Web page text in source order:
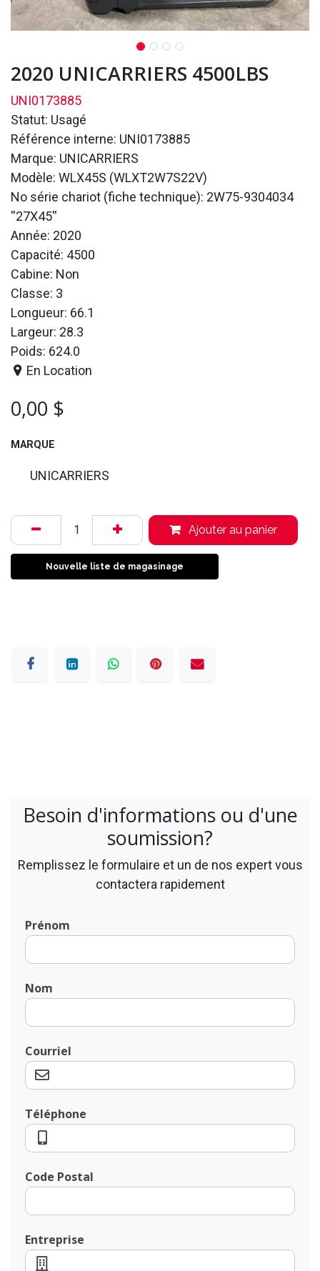
2020 UNICARRIERS 4500LBS
UNI0173885
Statut: Usagé
Référence interne: UNI0173885
Marque: UNICARRIERS
Modèle: WLX45S (WLXT2W7S22V)
No série chariot (fiche technique): 2W75-9304034
''27X45''
Année: 2020
Capacité: 4500
Cabine: Non
Classe: 3
Longueur: 66.1
Largeur: 28.3
Poids: 624.0
En Location
0,00 $
MARQUE
UNICARRIERS
Ajouter au panier
Nouvelle liste de magasinage
Besoin d'informations ou d'une
soumission?
Remplissez le formulaire et un de nos expert vous
contactera rapidement
Prénom
Nom
Courriel
Téléphone
Code Postal
Entreprise